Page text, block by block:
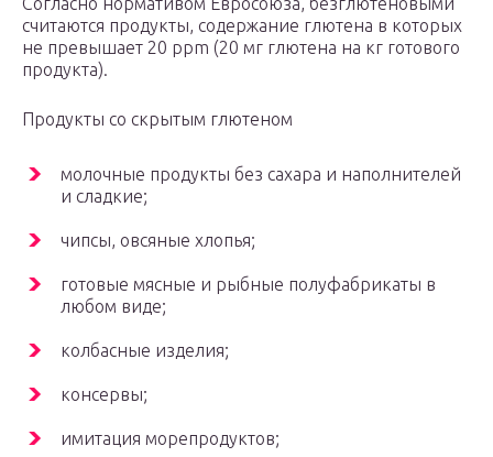
считаются продукты, содержание глютена в которых
не превышает 20 ppm (20 мг глютена на кг готового
продукта).
Продукты со скрытым глютеном
молочные продукты без сахара и наполнителей
и сладкие;
чипсы, овсяные хлопья;
готовые мясные и рыбные полуфабрикаты в
любом виде;
колбасные изделия;
консервы;
имитация морепродуктов;